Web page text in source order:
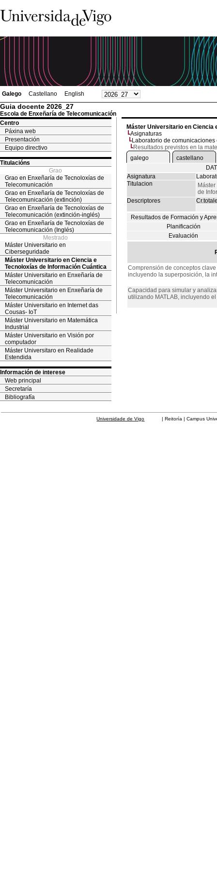
Galego Castellano English
Guia docente 2026_27
Escola de Enxeñaría de Telecomunicación
Centro
Páxina web
Presentación
Equipo directivo
Titulacións
Grao
Grao en Enxeñaría de Tecnoloxías de
Telecomunicación
Grao en Enxeñaría de Tecnoloxías de
Telecomunicación (extinción)
Grao en Enxeñaría de Tecnoloxías de
Telecomunicación (extinción-inglés)
Grao en Enxeñaría de Tecnoloxías de
Telecomunicación (Inglés)
Mestrado
Máster Universitario en
Ciberseguridade
Máster Universitario en Ciencia e
Tecnoloxías de Información Cuántica
Máster Universitario en Enxeñaría de
Telecomunicación
Máster Universitario en Enxeñaría de
Telecomunicación
Máster Universitario en Internet das
Cousas- IoT
Máster Universitario en Matemática
Industrial
Máster Universitario en Visión por
computador
Máster Universitaro en Realidade
Estendida
Información de interese
Web principal
Secretaría
Bibliografía
Máster Universitario en Ciencia
Asignaturas
Laboratorio de comunicaciones
Resultados previstos en la
galego
castellano
Asignatura
Titulacion
de
Descriptores
Resultados de Formación y
Planificación
Evaluación
Comprensión de conceptos
incluyendo la superposición, la
Capacidad para simular y
utilizando MATLAB, incluyendo
Universidade de Vigo | Reitoría | Campus